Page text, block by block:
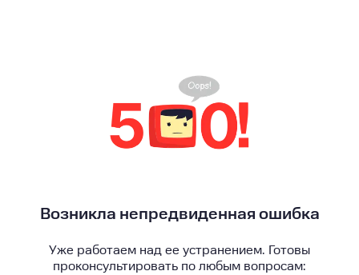
Возникла непредвиденная ошибка
Уже работаем над ее устранением. Готовы
проконсультировать по любым вопросам: